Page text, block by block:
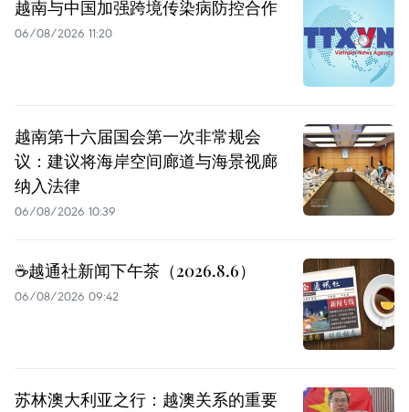
越南与中国加强跨境传染病防控合作
06/08/2026 11:20
越南第十六届国会第一次非常规会
议：建议将海岸空间廊道与海景视廊
纳入法律
06/08/2026 10:39
☕️越通社新闻下午茶（2026.8.6）
06/08/2026 09:42
苏林澳大利亚之行：越澳关系的重要